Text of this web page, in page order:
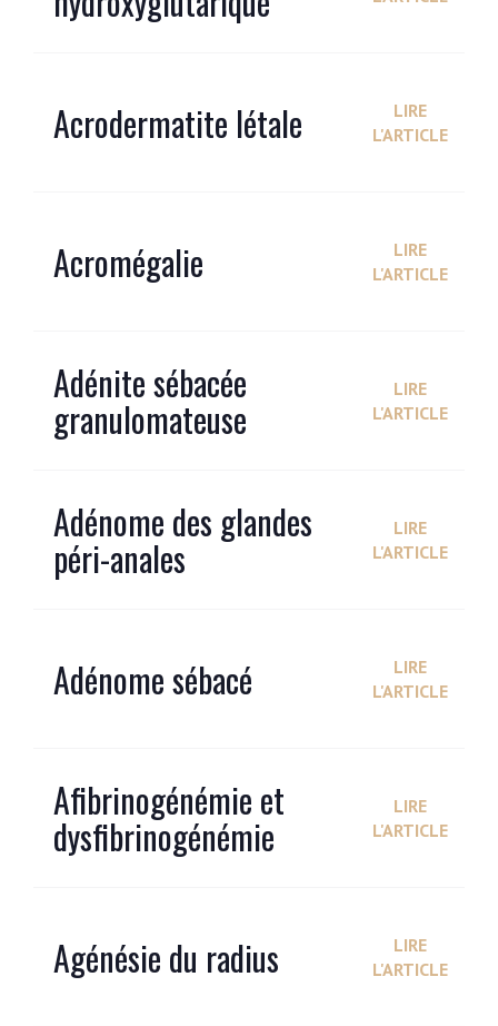
Acrodermatite létale
LIRE
L'ARTICLE
Acromégalie
LIRE
L'ARTICLE
Adénite sébacée
granulomateuse
LIRE
L'ARTICLE
Adénome des glandes
péri-anales
LIRE
L'ARTICLE
Adénome sébacé
LIRE
L'ARTICLE
Afibrinogénémie et
dysfibrinogénémie
LIRE
L'ARTICLE
Agénésie du radius
LIRE
L'ARTICLE